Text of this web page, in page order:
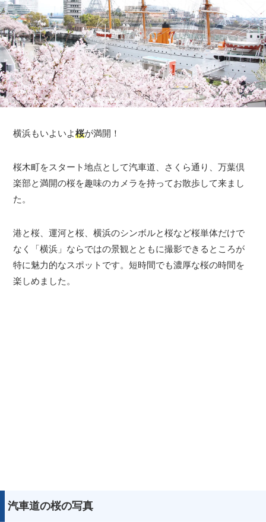
横浜もいよいよ桜が満開！
桜木町をスタート地点として汽車道、さくら通り、万葉倶
楽部と満開の桜を趣味のカメラを持ってお散歩して来まし
た。
港と桜、運河と桜、横浜のシンボルと桜など桜単体だけで
なく「横浜」ならではの景観とともに撮影できるところが
特に魅力的なスポットです。短時間でも濃厚な桜の時間を
楽しめました。
汽車道の桜の写真